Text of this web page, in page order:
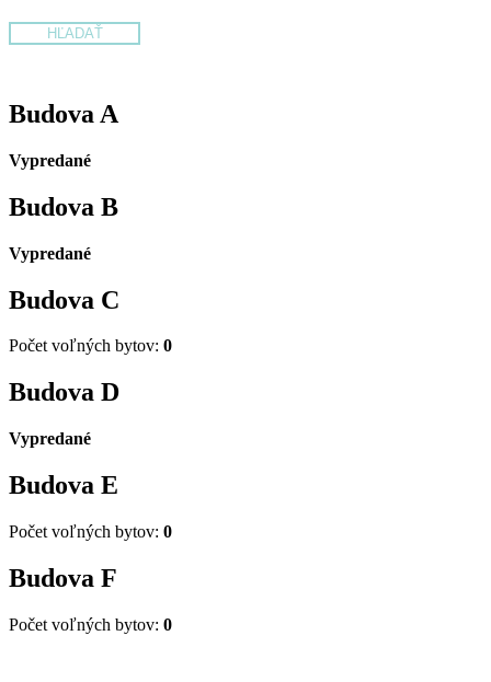
Budova A
Vypredané
Budova B
Vypredané
Budova C
Počet voľných bytov: 0
Budova D
Vypredané
Budova E
Počet voľných bytov: 0
Budova F
Počet voľných bytov: 0